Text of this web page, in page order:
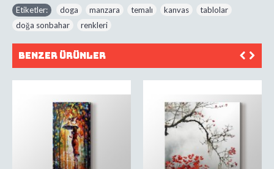
Etiketler: doga manzara temalı kanvas tablolar
doğa sonbahar
renkleri
Benzer Ürünler